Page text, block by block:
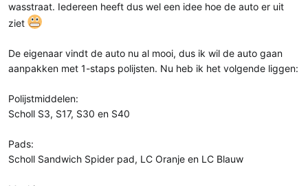
wasstraat. Iedereen heeft dus wel een idee hoe de auto er uit
ziet
De eigenaar vindt de auto nu al mooi, dus ik wil de auto gaan
aanpakken met 1-staps polijsten. Nu heb ik het volgende liggen:
Polijstmiddelen:
Scholl S3, S17, S30 en S40
Pads:
Scholl Sandwich Spider pad, LC Oranje en LC Blauw